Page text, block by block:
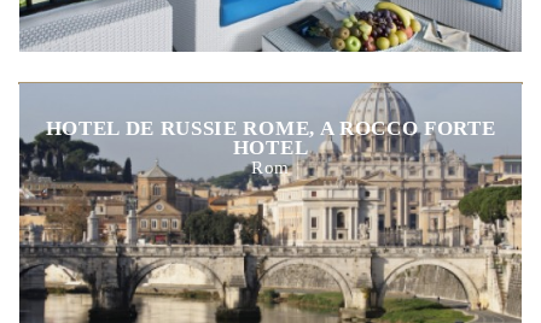
HOTEL DE RUSSIE ROME, A ROCCO FORTE
HOTEL
Rom